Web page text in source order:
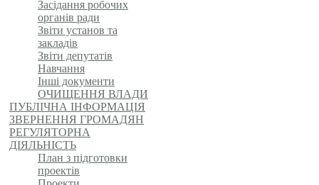
Засідання робочих
органів ради
Звіти установ та
закладів
Звіти депутатів
Навчання
Інші документи
ОЧИЩЕННЯ ВЛАДИ
ПУБЛІЧНА ІНФОРМАЦІЯ
ЗВЕРНЕННЯ ГРОМАДЯН
РЕГУЛЯТОРНА
ДІЯЛЬНІСТЬ
План з підготовки
проектів